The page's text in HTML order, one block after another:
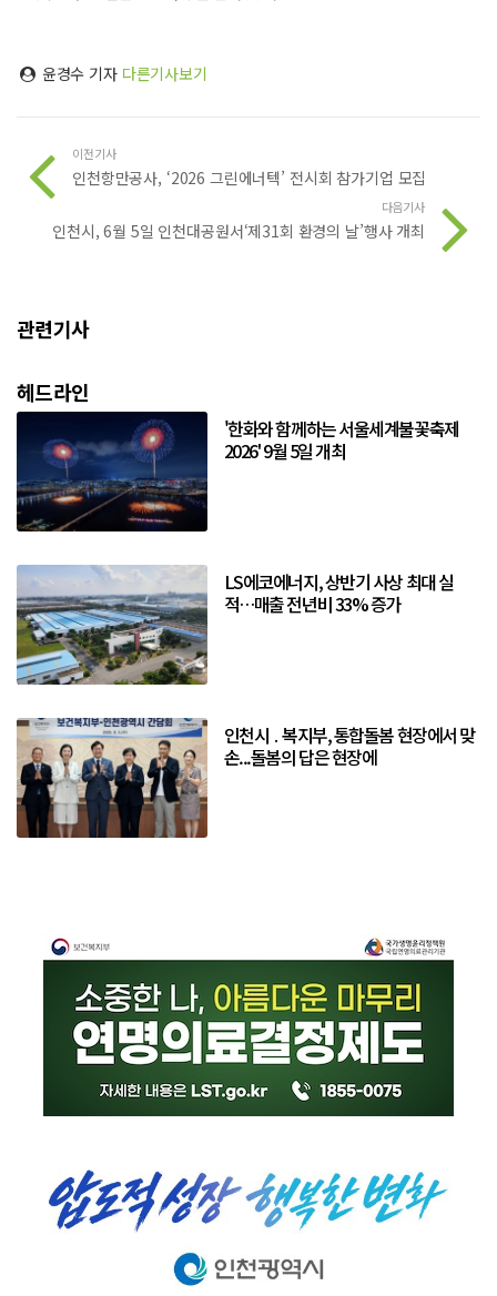
윤경수 기자 다른기사보기
이전기사
인천항만공사, ‘2026 그린에너텍’ 전시회 참가기업 모집
다음기사
인천시, 6월 5일 인천대공원서‘제31회 환경의 날’행사 개최
관련기사
헤드라인
'한화와 함께하는 서울세계불꽃축제
2026' 9월 5일 개최
LS에코에너지, 상반기 사상 최대 실
적…매출 전년비 33% 증가
인천시 ․ 복지부, 통합돌봄 현장에서 맞
손...돌봄의 답은 현장에